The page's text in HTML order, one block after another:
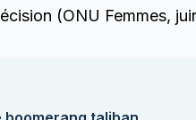
(ONU Femmes,